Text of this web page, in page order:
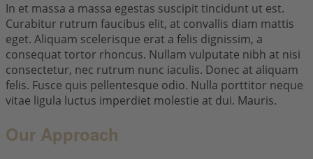
In et massa a massa egestas suscipit tincidunt ut est.
Curabitur rutrum faucibus elit, at convallis diam mattis
eget. Aliquam scelerisque erat a felis dignissim, a
consequat tortor rhoncus. Nullam vulputate nibh at nisi
consectetur, nec rutrum nunc iaculis. Donec at aliquam
felis. Fusce quis pellentesque odio. Nulla porttitor neque
vitae ligula luctus imperdiet molestie at dui. Mauris.
Our Approach